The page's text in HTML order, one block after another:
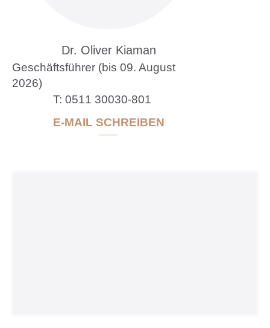
Dr. Oliver Kiaman
Geschäftsführer (bis 09. August
2026)
0511 30030-801
E-MAIL SCHREIBEN